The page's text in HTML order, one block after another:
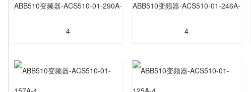
ABB510变频器-ACS510-01-290A-
4
ABB510变频器-ACS510-01-246A-
4